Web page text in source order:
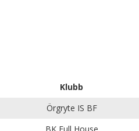
Klubb
Örgryte IS BF